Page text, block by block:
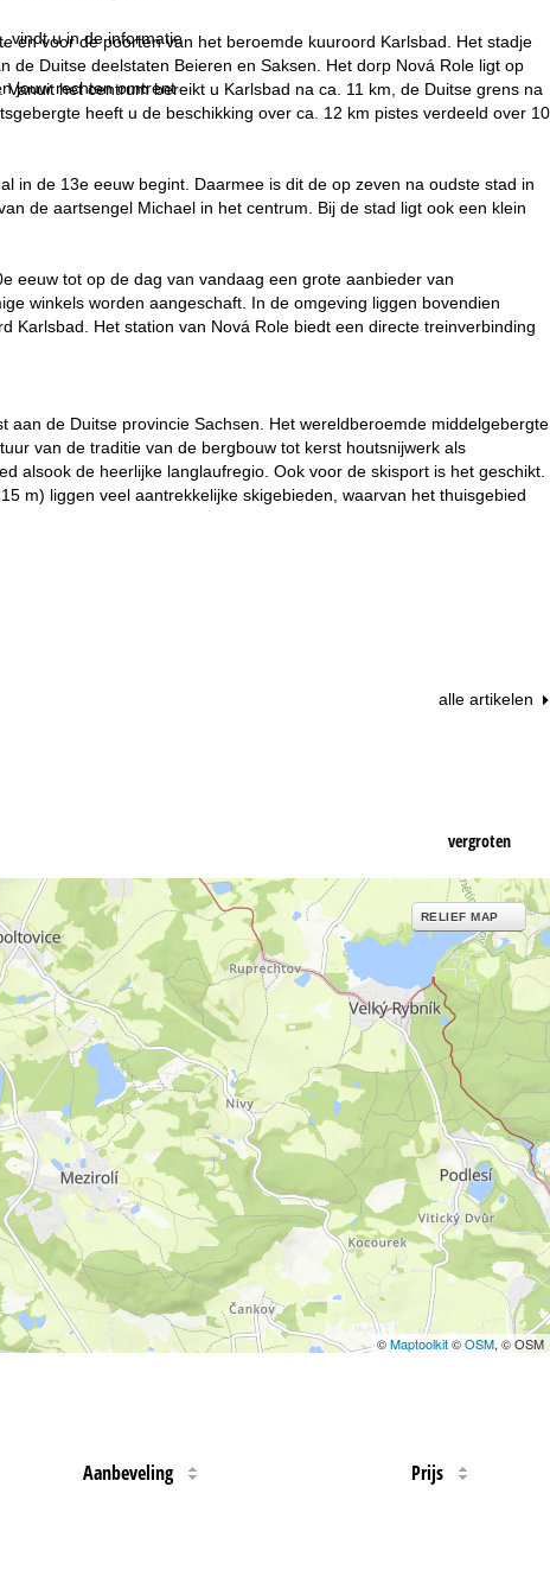
vindt u in de informatie
jouw rechten omtrent
en voor de poorten van het beroemde kuuroord Karlsbad. Het stadje
de Duitse deelstaten Beieren en Saksen. Het dorp Nová Role ligt op
het centrum bereikt u Karlsbad na ca. 11 km, de Duitse grens na
heeft u de beschikking over ca. 12 km pistes verdeeld over 10
in de 13e eeuw begint. Daarmee is dit de op zeven na oudste stad in
de aartsengel Michael in het centrum. Bij de stad ligt ook een klein
eeuw tot op de dag van vandaag een grote aanbieder van
winkels worden aangeschaft. In de omgeving liggen bovendien
Karlsbad. Het station van Nová Role biedt een directe treinverbinding
de Duitse provincie Sachsen. Het wereldberoemde middelgebergte
van de traditie van de bergbouw tot kerst houtsnijwerk als
alsook de heerlijke langlaufregio. Ook voor de skisport is het geschikt.
m) liggen veel aantrekkelijke skigebieden, waarvan het thuisgebied
alle artikelen
vergroten
RELIEF MAP
©Maptoolkit©OSM, © OSM
Aanbeveling Prijs